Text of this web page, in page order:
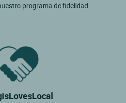
programa de fidelidad.